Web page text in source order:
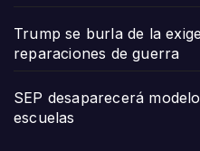
Trump se burla de la
reparaciones de guerra
SEP desaparecerá
escuelas